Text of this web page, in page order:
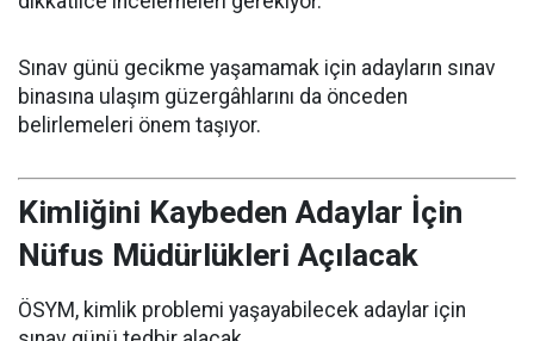
Sınav günü gecikme yaşamamak için adayların sınav
binasına ulaşım güzergâhlarını da önceden
belirlemeleri önem taşıyor.
Kimliğini Kaybeden Adaylar İçin
Nüfus Müdürlükleri Açılacak
ÖSYM, kimlik problemi yaşayabilecek adaylar için